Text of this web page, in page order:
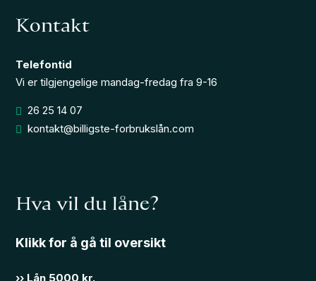
Kontakt
Telefontid
Vi er tilgjengelige mandag-fredag fra 9-16
26 25 14 07
kontakt@billigste-forbrukslån.com
Hva vil du låne?
Klikk for å gå til oversikt
›› Lån 5000 kr.